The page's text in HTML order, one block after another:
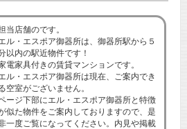
当店舗のです。
ル・エスポア御器所は、御器所駅から５
以内の駅近物件です！
電家具付きの賃貸マンションです。
ル・エスポア御器所は現在、ご案内でき
空室がございません。
ージ下部にエル・エスポア御器所と特徴
似た物件をご案内しておりますので、是
一度ご覧になってください。内見や掲載